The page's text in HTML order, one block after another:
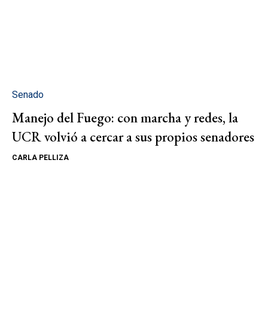
Senado
Manejo del Fuego: con marcha y redes, la
UCR volvió a cercar a sus propios senadores
CARLA PELLIZA